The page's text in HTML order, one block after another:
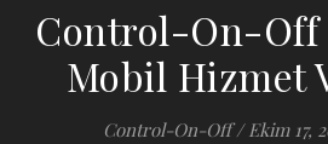
Control-On-Off
Mobil Hizmet
Control-On-Off / Ekim 17,